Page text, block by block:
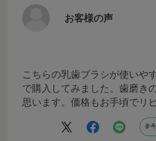
お客様の声
こちらの乳歯ブラシが使いや
で購入してみました。歯磨き
思います。価格もお手頃でリ
参